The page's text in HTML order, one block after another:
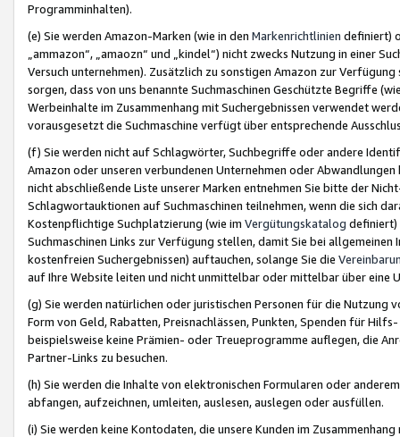
Programminhalten).
(e) Sie werden Amazon-Marken (wie in den Markenrichtlinien definiert)
„ammazon“, „amaozn“ und „kindel“) nicht zwecks Nutzung in einer
Versuch unternehmen). Zusätzlich zu sonstigen Amazon zur
sorgen, dass von uns benannte Suchmaschinen Geschützte Begriffe
Werbeinhalte im Zusammenhang mit Suchergebnissen verwendet
vorausgesetzt die Suchmaschine verfügt über entsprechende
(f) Sie werden nicht auf Schlagwörter, Suchbegriffe oder andere
Amazon oder unseren verbundenen Unternehmen oder
nicht abschließende Liste unserer Marken entnehmen Sie bitte der
Schlagwortauktionen auf Suchmaschinen teilnehmen, wenn die sich
Kostenpflichtige Suchplatzierung (wie im Vergütungskatalog definiert)
Suchmaschinen Links zur Verfügung stellen, damit Sie bei
kostenfreien Suchergebnissen) auftauchen, solange Sie die
auf Ihre Website leiten und nicht unmittelbar oder mittelbar über eine
(g) Sie werden natürlichen oder juristischen Personen für die Nutzung
Form von Geld, Rabatten, Preisnachlässen, Punkten, Spenden für
beispielsweise keine Prämien- oder Treueprogramme auflegen, die
Partner-Links zu besuchen.
(h) Sie werden die Inhalte von elektronischen Formularen oder
abfangen, aufzeichnen, umleiten, auslesen, auslegen oder ausfüllen.
(i) Sie werden keine Kontodaten, die unsere Kunden im